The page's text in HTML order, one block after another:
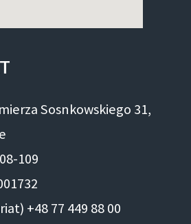
Sosnkowskiego 31,
109
+48 77 449 88 00